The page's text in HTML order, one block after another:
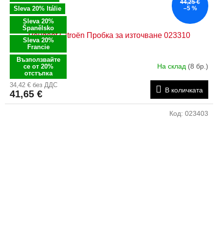
Sleva 20% Itálie
Sleva 20%
Španělsko
Sleva 20%
Francie
Възползвайте
се от 20%
отстъпка
44,25 €
–5 %
Peugeot Citroën Пробка за източване 023310
На склад (8 бр.)
34,42 € без ДДС
41,65 € В количката
Код: 023403